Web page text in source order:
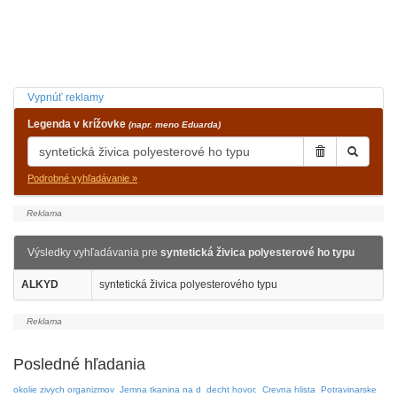
Vypnúť reklamy
Legenda v krížovke (napr. meno Eduarda)
Podrobné vyhľadávanie »
Výsledky vyhľadávania pre syntetická živica polyesterové ho typu
ALKYD syntetická živica polyesterového typu
Posledné hľadania
okolie zivych organizmov Jemna tkanina na d decht hovor. Crevna hlista Potravinarske